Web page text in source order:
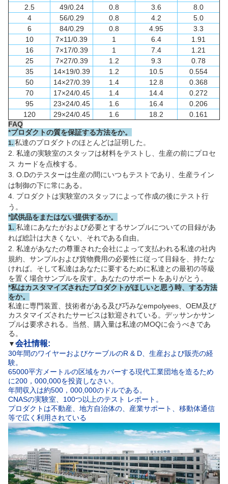
2.5
49/0.24 0.8 3.6
8.0
4
56/0.29 0.8 4.2
5.0
6
84/0.29 0.8 4.95
3.3
10
7×11/0.39 1 6.4
1.91
16
7×17/0.39 1 7.4
1.21
25
7×27/0.39 1.2 9.3
0.78
35
14×19/0.39 1.2 10.5
0.554
50
14×27/0.39 1.4 12.8
0.368
70
17×24/0.45 1.4 14.4
0.272
95
23×24/0.45 1.6 16.4
0.206
120
29×24/0.45 1.6 18.2
0.161
FAQ
*プロダクトの質を保証する方法をか。
1. 私達のプロダクトのほとんどは証明した。
2. 私達の実験室のスタッフは材料をテストし、生産の前にプロセ
ス カードを点検する。
3. O.Dのテスターは生産の間にいつもテストであり、生産ライン
は制御の下に常にある。
4. プロダクトは実験室のスタッフによって作成の後にテスト行
う。
*試供品をまたはない提供するか。
1. 私達にあなたがおよび必要とするサンプルについての目録があ
れば総計は大きくない、それである自由。
2. 私達があなたの尊重された会社によって支払われる私達の社内
規約、サンプルおよび貨物費用の必要性に従って目録を、持たな
ければ。そして私達はあなたに要するために私達との最初の等級
を置く場合サンプルを戻す。あなたのサポートをありがとう。
*私はカスタマイズされたプロダクトがほしいと思う時、する方法
をか。
私達に専門装置、技術者がある及び巧みなempolyees、OEM及び
カスタマイズされたサービスは歓迎されている。デッサンかサン
プルは要求される。当然、購入量は私達のMOQに会うべきであ
る。
▼会社情報:
30年間のワイヤーおよびケーブルのR & D、生産および販売の経
験。
65000平方メートルの区域をカバーする現代工業団地を造るため
に200，000,000を投資しなさい。
年間収入は約500，000,000のドルである。
CNASの実験室、100つ以上のテスト レポート。
プロダクトは不動産、地方自治体の、産業サポート、移動体通信
等で広く利用されている